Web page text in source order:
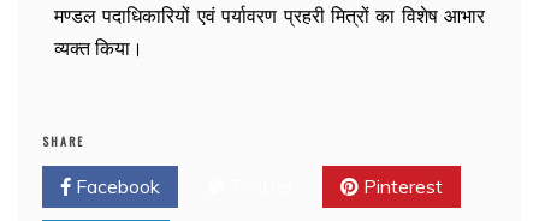
मण्डल पदाधिकारियों एवं पर्यावरण प्रहरी मित्रों का विशेष आभार
व्यक्त किया।
SHARE
Facebook Pinterest